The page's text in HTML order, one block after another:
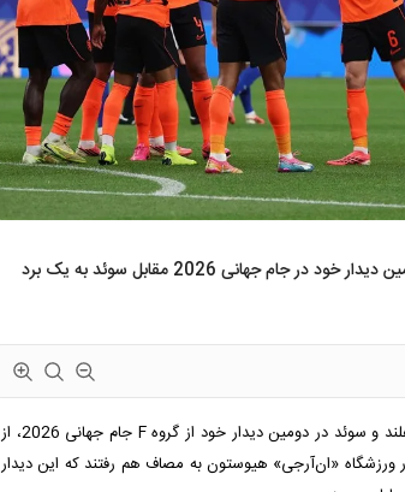
تیم ملی فوتبال هلند در دومین دیدار خود در جام جهانی 2026 مقابل سوئد به یک برد
تیم‌های ملی فوتبال هلند و سوئد در دومین دیدار خود از گروه F جام جهانی 2026، از
در ورزشگاه «ان‌آرجی» هیوستون به مصاف هم رفتند که این دیدار